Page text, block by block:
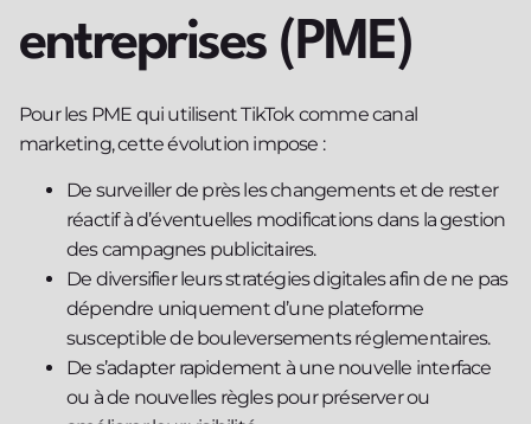
entreprises (PME)
Pour les PME qui utilisent TikTok comme canal
marketing, cette évolution impose :
De surveiller de près les changements et de rester
réactif à d’éventuelles modifications dans la gestion
des campagnes publicitaires.
De diversifier leurs stratégies digitales afin de ne pas
dépendre uniquement d’une plateforme
susceptible de bouleversements réglementaires.
De s’adapter rapidement à une nouvelle interface
ou à de nouvelles règles pour préserver ou